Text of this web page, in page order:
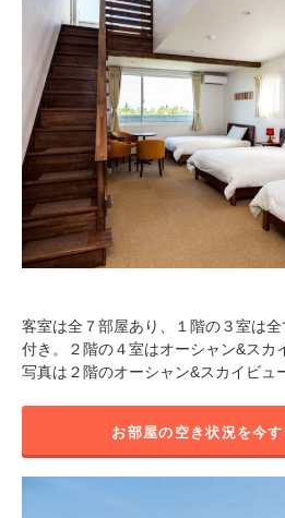
客室は全７部屋あり、１階の３室は
付き。２階の４室はオーシャン&スカ
写真は２階のオーシャン&スカイビュ
お部屋の空き状況を今す